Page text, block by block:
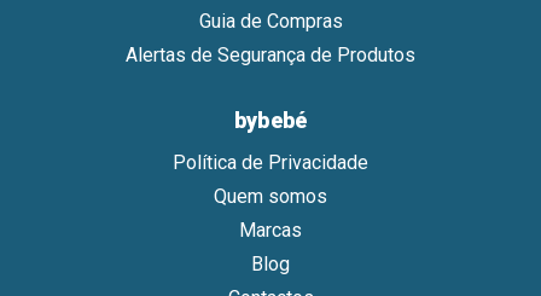
Guia de Compras
Alertas de Segurança de Produtos
bybebé
Política de Privacidade
Quem somos
Marcas
Blog